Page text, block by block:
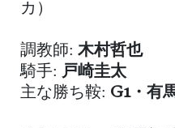
カ）
調教師: 木村哲也
騎手: 戸崎圭太
主な勝ち鞍: G1・有